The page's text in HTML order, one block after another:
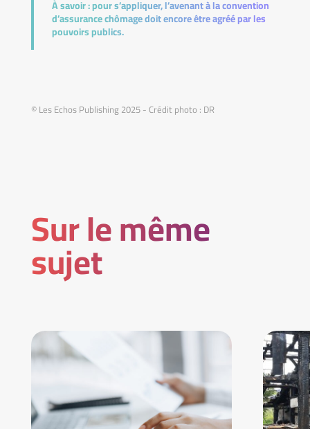
À savoir :pour s’appliquer, l’avenant à la convention
d’assurance chômage doit encore être agréé par les
pouvoirs publics.
© Les Echos Publishing 2025 - Crédit photo : DR
Sur le même
sujet